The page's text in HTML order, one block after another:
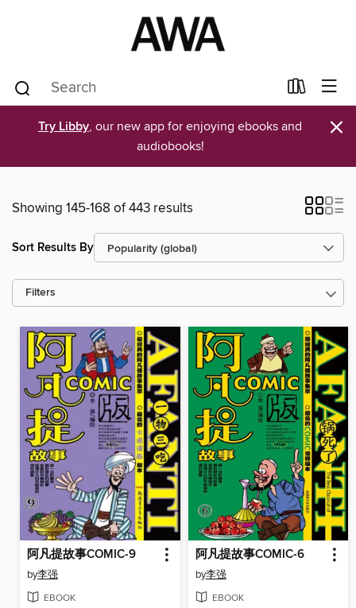
Try Libby, our new app for enjoying ebooks and
audiobooks!
×
Showing 145-168 of 443 results
Sort Results By
Filters
阿凡提故事COMIC-9
by李强
EBOOK
阿凡提故事COMIC-6
by李强
EBOOK